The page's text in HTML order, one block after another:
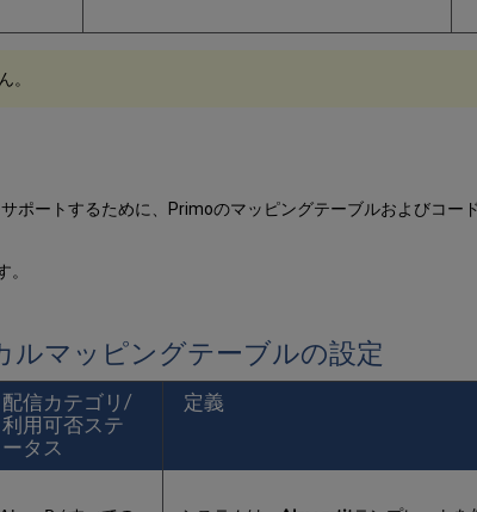
。
ートするために、Primoのマッピングテーブルおよびコー
ルマッピングテーブルの設定
配信カテゴリ/
利用可否ステ
ータス
定義